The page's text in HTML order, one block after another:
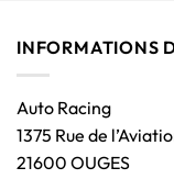
INFORMATIONS
Auto Racing
1375 Rue de
21600 OUGES